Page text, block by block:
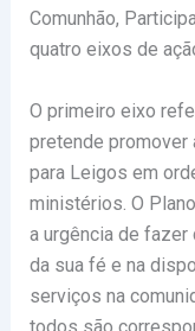
Comunhão,
quatro eixos de
O primeiro eixo
pretende promover
para Leigos em
ministérios. O
a urgência de
da sua fé e na
serviços na
todos são